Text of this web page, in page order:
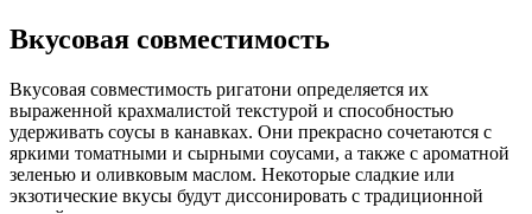
Вкусовая совместимость
Вкусовая совместимость ригатони определяется их
выраженной крахмалистой текстурой и способностью
удерживать соусы в канавках. Они прекрасно сочетаются с
яркими томатными и сырными соусами, а также с ароматной
зеленью и оливковым маслом. Некоторые сладкие или
экзотические вкусы будут диссонировать с традиционной